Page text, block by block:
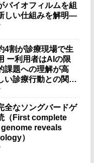
バイオフィルムを組
しい仕組みを解明―
4割が診療現場で生
ー利用者はAIの限
課題への理解が高
い診療行動との関連
全なソングバードゲ
（First complete
reveals
）